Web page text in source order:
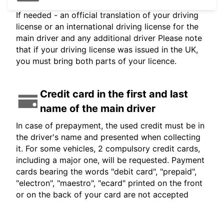
If needed - an official translation of your driving
license or an international driving license for the
main driver and any additional driver Please note
that if your driving license was issued in the UK,
you must bring both parts of your licence.
Credit card in the first and last
name of the main driver
In case of prepayment, the used credit must be in
the driver's name and presented when collecting
it. For some vehicles, 2 compulsory credit cards,
including a major one, will be requested. Payment
cards bearing the words "debit card", "prepaid",
"electron", "maestro", "ecard" printed on the front
or on the back of your card are not accepted